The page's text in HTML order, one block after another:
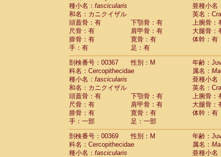
種小名： fascicularis
亜種小名
和名：カニクイザル
英名：
頭蓋骨：有
下顎骨：有
上腕骨：
尺骨：有
肩甲骨：有
大腿骨：
腓骨：有
寛骨：有
体幹：有
手：有
足：有
剖検番号：00367
性別：M
年齢：
科名：Cercopithecidae
属名：
種小名： fascicularis
亜種小名
和名：カニクイザル
英名：
頭蓋骨：有
下顎骨：有
上腕骨：
尺骨：有
肩甲骨：有
大腿骨：
腓骨：有
寛骨：有
体幹：有
手：一部
足：一部
剖検番号：00369
性別：M
年齢：
科名：Cercopithecidae
属名：
種小名： fascicularis
亜種小名